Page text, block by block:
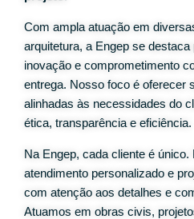
Com ampla atuação em
arquitetura, a Engep se
inovação e comprometimento
entrega. Nosso foco é oferecer
alinhadas às necessidades do
ética, transparência e eficiência.
Na Engep, cada cliente é
atendimento personalizado e
com atenção aos detalhes e
Atuamos em obras civis,